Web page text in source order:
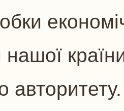
нашої
авторитету.